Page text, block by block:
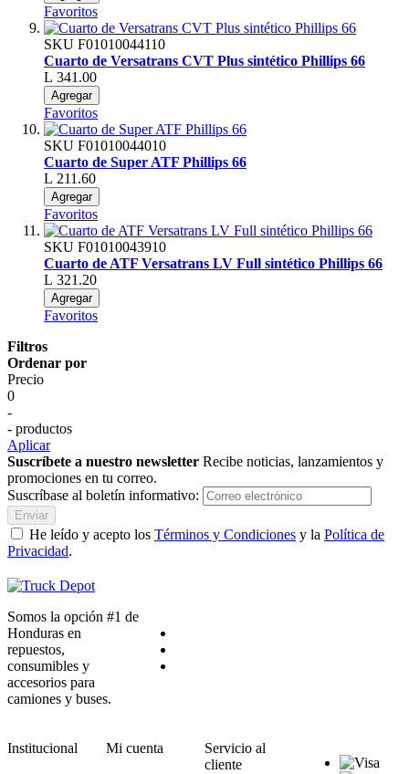
Favoritos
SKU F01010044110
Cuarto de Versatrans CVT Plus sintético Phillips 66
L 341.00
Agregar
Favoritos
SKU F01010044010
Cuarto de Super ATF Phillips 66
L 211.60
Agregar
Favoritos
SKU F01010043910
Cuarto de ATF Versatrans LV Full sintético Phillips 66
L 321.20
Agregar
Favoritos
Filtros
Ordenar por
Precio
0
-
- productos
Aplicar
Suscríbete a nuestro newsletter Recibe noticias, lanzamientos y
promociones en tu correo.
Suscríbase al boletín informativo:
Enviar
He leído y acepto los Términos y Condiciones y la Política de
Privacidad.
Somos la opción #1 de
Honduras en
repuestos,
consumibles y
accesorios para
camiones y buses.
Institucional
Mi cuenta
Servicio al
cliente